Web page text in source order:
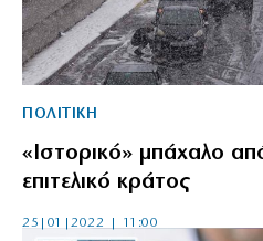
ΠΟΛΙΤΙΚΗ
«Ιστορικό» μπάχαλο
επιτελικό κράτος
25|01|2022 | 11:00